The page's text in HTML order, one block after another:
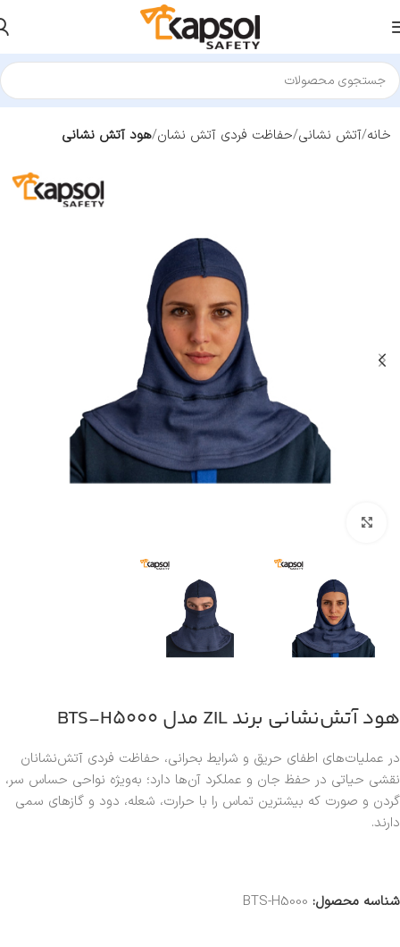
خانه آتش نشانی حفاظت فردی آتش نشان هود آتش نشانی
هود آتش‌نشانی برند ZIL مدل BTS-H5000
در عملیات‌های اطفای حریق و شرایط بحرانی، حفاظت فردی آتش‌نشانان
نقشی حیاتی در حفظ جان و عملکرد آن‌ها دارد؛ به‌ویژه نواحی حساس سر،
گردن و صورت که بیشترین تماس را با حرارت، شعله، دود و گازهای سمی
دارند.
شناسه محصول: BTS-H5000